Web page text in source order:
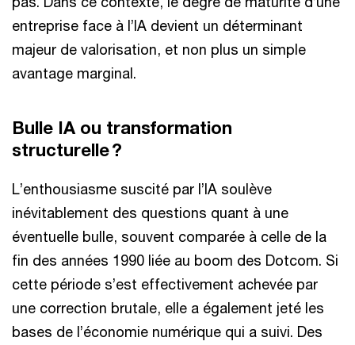
entreprise face à l’IA devient un déterminant
majeur de valorisation, et non plus un simple
avantage marginal.
Bulle IA ou transformation
structurelle ?
L’enthousiasme suscité par l’IA soulève
inévitablement des questions quant à une
éventuelle bulle, souvent comparée à celle de la
fin des années 1990 liée au boom des Dotcom. Si
cette période s’est effectivement achevée par
une correction brutale, elle a également jeté les
bases de l’économie numérique qui a suivi. Des